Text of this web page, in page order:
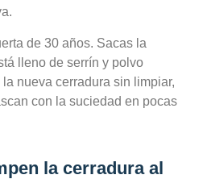
de 30 años. Sacas la
lleno de serrín y polvo
nueva cerradura sin limpiar,
con la suciedad en pocas
la cerradura al